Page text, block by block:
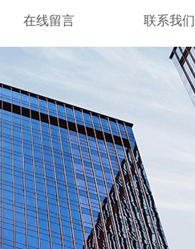
在线留言 联系我们